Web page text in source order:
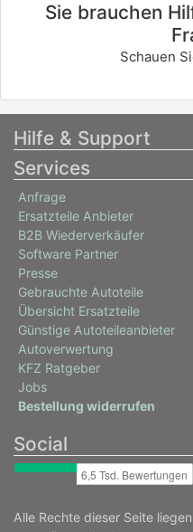
Sie brauchen
Schauen
Hilfe & Support
Services
Anfrage
Ersatzteile Anbieter
B2B Wiederverkäufer
Software Partner
Presse
Gebrauchte Autoteile
Übersicht Ersatzteile
Günstige Autoteileanbieter
Autoverwertung
KFZ Ratgeber
Jobs
Bestellung widerrufen
Social
Alle Rechte dieser Seite